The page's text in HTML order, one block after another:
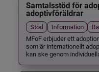
Samtalsstöd för
adoptivföräldrar
Stöd Information
MFoF erbjuder ett
som är internationellt
kan ske genom